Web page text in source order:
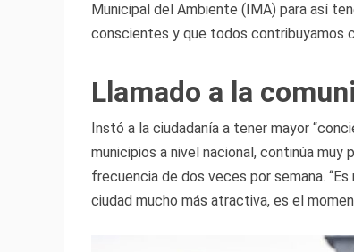
Municipal del Ambiente (IMA) para así
conscientes y que todos contribuyamos
Llamado a la
Instó a la ciudadanía a tener mayor
municipios a nivel nacional, continúa muy
frecuencia de dos veces por semana.
ciudad mucho más atractiva, es el